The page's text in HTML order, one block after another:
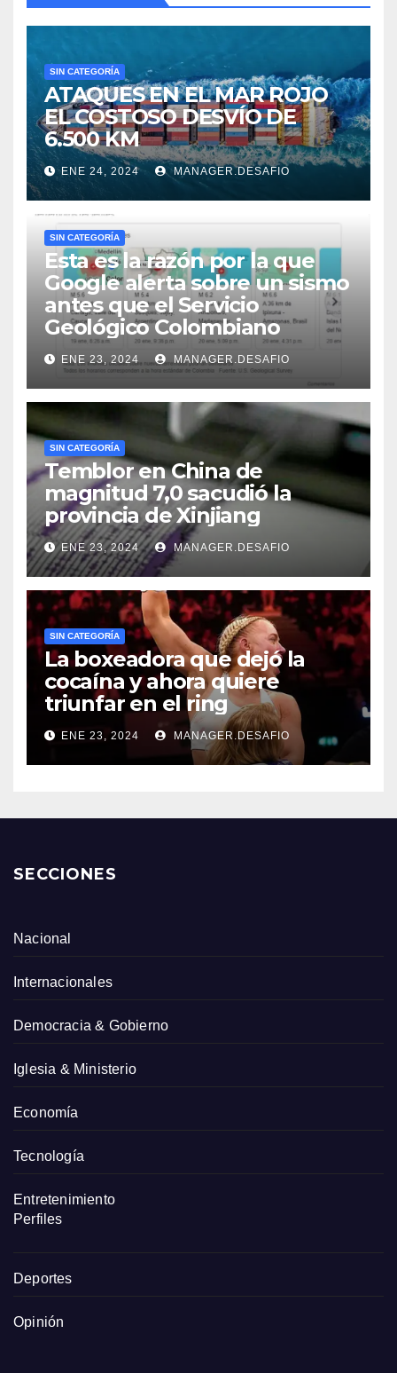
SIN CATEGORÍA
ATAQUES EN EL MAR ROJO
EL COSTOSO DESVÍO DE
6.500 KM
ENE 24, 2024 MANAGER.DESAFIO
SIN CATEGORÍA
Esta es la razón por la que
Google alerta sobre un sismo
antes que el Servicio
Geológico Colombiano
ENE 23, 2024 MANAGER.DESAFIO
SIN CATEGORÍA
Temblor en China de
magnitud 7,0 sacudió la
provincia de Xinjiang
ENE 23, 2024 MANAGER.DESAFIO
SIN CATEGORÍA
La boxeadora que dejó la
cocaína y ahora quiere
triunfar en el ring​
ENE 23, 2024 MANAGER.DESAFIO
SECCIONES
Nacional
Internacionales
Democracia & Gobierno
Iglesia & Ministerio
Economía
Tecnología
Entretenimiento
Perfiles
Deportes
Opinión